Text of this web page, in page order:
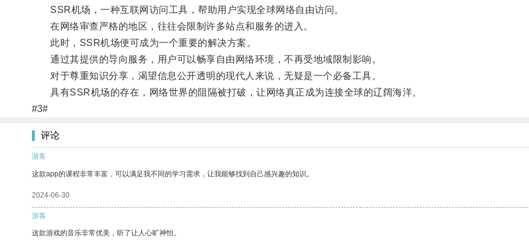
SSR机场，一种互联网访问工具，帮助用户实现全球网络自由访问。
在网络审查严格的地区，往往会限制许多站点和服务的进入。
此时，SSR机场便可成为一个重要的解决方案。
通过其提供的导向服务，用户可以畅享自由网络环境，不再受地域限制影响。
对于尊重知识分享，渴望信息公开透明的现代人来说，无疑是一个必备工具。
具有SSR机场的存在，网络世界的阻隔被打破，让网络真正成为连接全球的辽阔海洋。
#3#
评论
游客
这款app的课程非常丰富，可以满足我不同的学习需求，让我能够找到自己感兴趣的知识。
2024-06-30
游客
这款游戏的音乐非常优美，听了让人心旷神怡。